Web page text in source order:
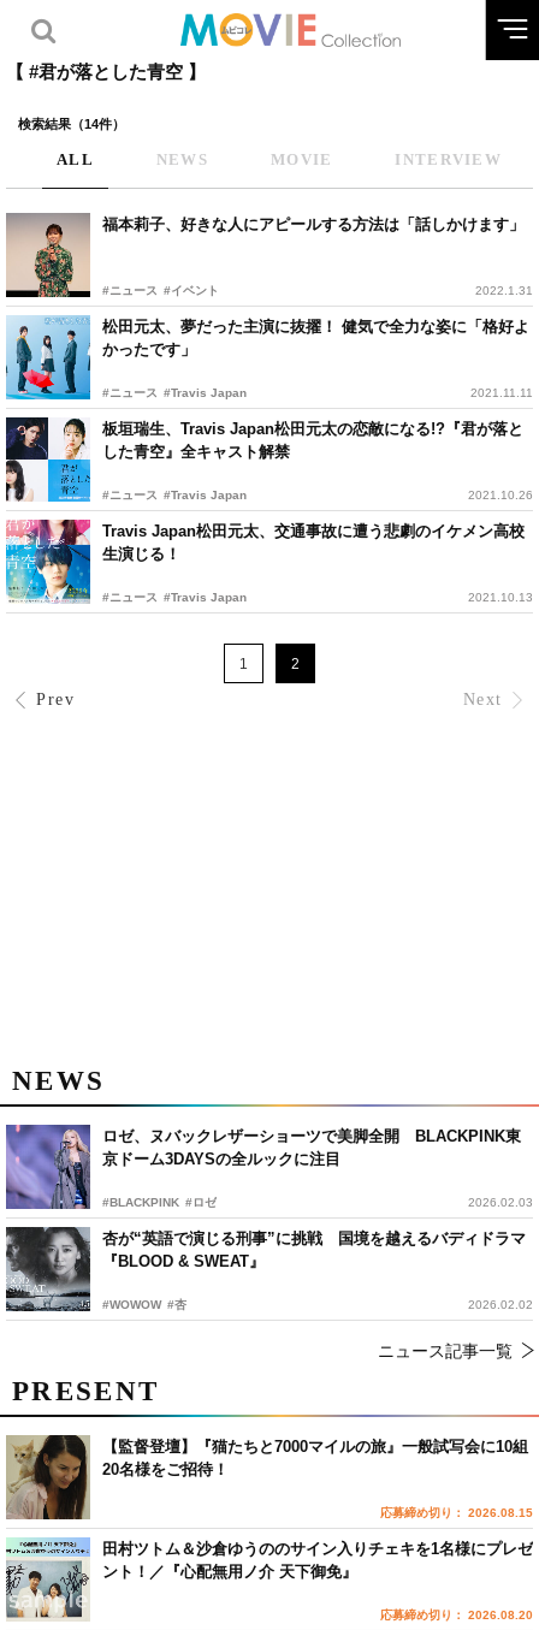
【 #君が落とした青空 】
検索結果（14件）
ALL NEWS MOVIE INTERVIEW
福本莉子、好きな人にアピールする方法は「話しかけます」
#ニュース #イベント 2022.1.31
松田元太、夢だった主演に抜擢！ 健気で全力な姿に「格好よ
かったです」
#ニュース #Travis Japan 2021.11.11
板垣瑞生、Travis Japan松田元太の恋敵になる!?『君が落と
した青空』全キャスト解禁
#ニュース #Travis Japan 2021.10.26
Travis Japan松田元太、交通事故に遭う悲劇のイケメン高校
生演じる！
#ニュース #Travis Japan 2021.10.13
Prev
1 2
Next
NEWS
ロゼ、ヌバックレザーショーツで美脚全開 BLACKPINK東
京ドーム3DAYSの全ルックに注目
#BLACKPINK #ロゼ 2026.02.03
杏が“英語で演じる刑事”に挑戦 国境を越えるバディドラマ
『BLOOD & SWEAT』
#WOWOW #杏 2026.02.02
ニュース記事一覧
PRESENT
【監督登壇】『猫たちと7000マイルの旅』一般試写会に10組
20名様をご招待！
応募締め切り： 2026.08.15
田村ツトム＆沙倉ゆうののサイン入りチェキを1名様にプレゼ
ント！／『心配無用ノ介 天下御免』
応募締め切り： 2026.08.20